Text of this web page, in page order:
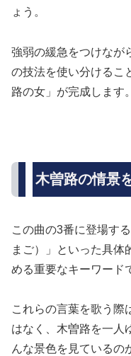
ょう。
強弱の緩急をつけなが
の技法を使い分けるこ
路の女」が完成します。
木曽路の情景
この曲の3番に登場す
まご）」といった具体
める重要なキーワード
これらの言葉を歌う際
はなく、木曽路を一人
んな景色を見ているの